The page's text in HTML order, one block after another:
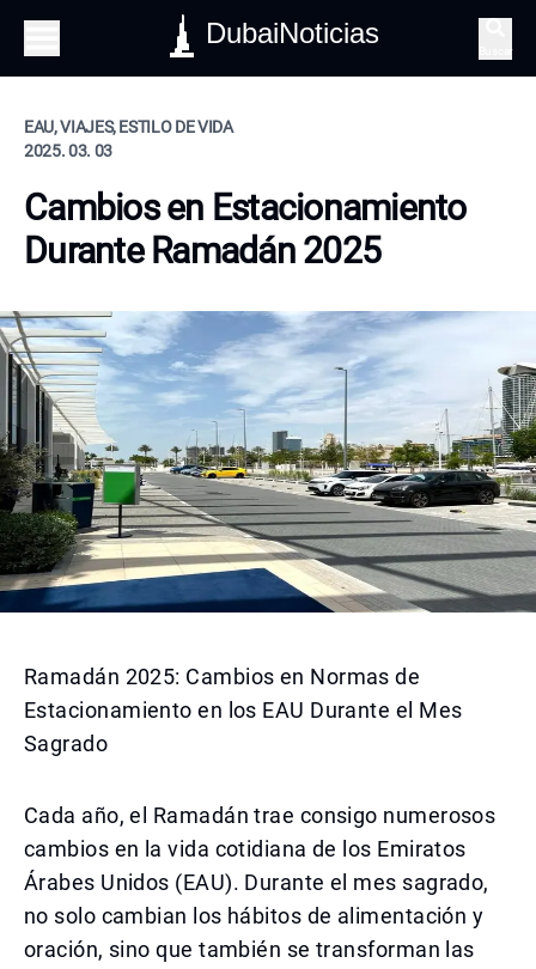
DubaiNoticias
EAU, VIAJES, ESTILO DE VIDA
2025. 03. 03
Cambios en Estacionamiento
Durante Ramadán 2025
Ramadán 2025: Cambios en Normas de
Estacionamiento en los EAU Durante el Mes
Sagrado
Cada año, el Ramadán trae consigo numerosos
cambios en la vida cotidiana de los Emiratos
Árabes Unidos (EAU). Durante el mes sagrado,
no solo cambian los hábitos de alimentación y
oración, sino que también se transforman las